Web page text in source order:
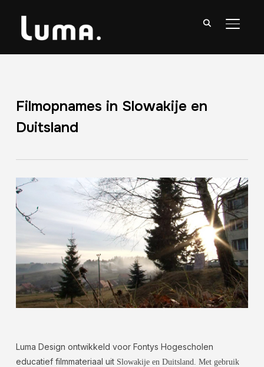
Filmopnames in Slowakije en
Duitsland
Luma Design ontwikkeld voor Fontys Hogescholen
educatief filmmateriaal uitSlowakije en Duitsland. Met gebruik